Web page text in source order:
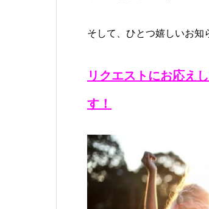
そして、ひとつ嬉しいお知
リクエストにお応え
す！